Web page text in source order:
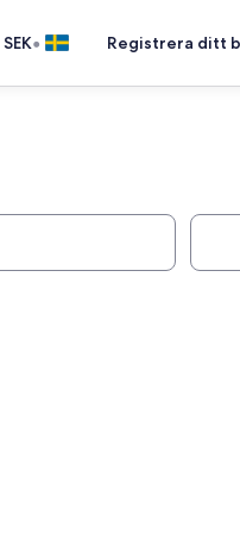
SEK• Registrera ditt